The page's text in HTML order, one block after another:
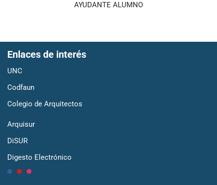
AYUDANTE ALUMNO
Enlaces de interés
UNC
Codfaun
Colegio de Arquitectos
Arquisur
DiSUR
Digesto Electrónico